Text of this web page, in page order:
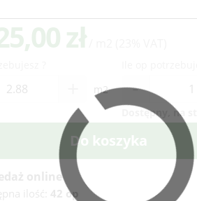
m2 -
Dostępny, na
Do koszyka
online
42 op